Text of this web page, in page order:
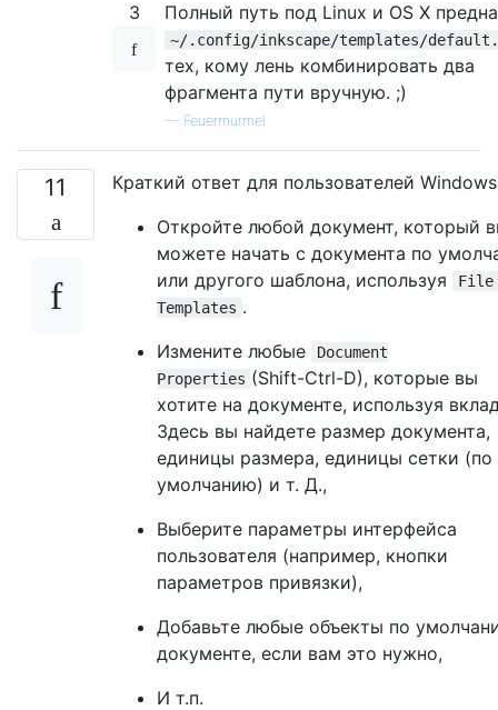
3 Полный путь под Linux и OS X
~/.config/inkscape/templates/
тех, кому лень комбинировать два
фрагмента пути вручную. ;)
— Feuermurmel
11
Краткий ответ для пользователей
Откройте любой документ, который
можете начать с документа по
или другого шаблона, используя
Templates .
Измените любые
Document
Properties (Shift-Ctrl-D), которые вы
хотите на документе, используя
Здесь вы найдете размер документа,
единицы размера, единицы сетки (по
умолчанию) и т. Д.,
Выберите параметры интерфейса
пользователя (например, кнопки
параметров привязки),
Добавьте любые объекты по
документе, если вам это нужно,
И т.п.